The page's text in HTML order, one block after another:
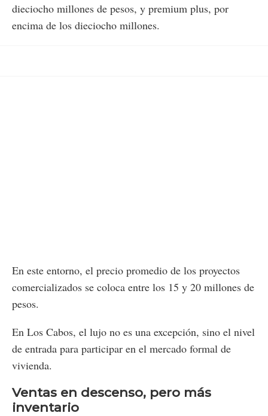
dieciocho millones de pesos, y premium plus, por
encima de los dieciocho millones.
En este entorno, el precio promedio de los proyectos
comercializados se coloca entre los 15 y 20 millones de
pesos.
En Los Cabos, el lujo no es una excepción, sino el nivel
de entrada para participar en el mercado formal de
vivienda.
Ventas en descenso, pero más
inventario